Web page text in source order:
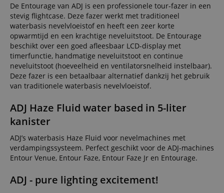
De Entourage van ADJ is een professionele tour-fazer in een
stevig flightcase. Deze fazer werkt met traditioneel
waterbasis nevelvloeistof en heeft een zeer korte
opwarmtijd en een krachtige neveluitstoot. De Entourage
beschikt over een goed afleesbaar LCD-display met
timerfunctie, handmatige neveluitstoot en continue
neveluitstoot (hoeveelheid en ventilatorsnelheid instelbaar).
Deze fazer is een betaalbaar alternatief dankzij het gebruik
van traditionele waterbasis nevelvloeistof.
ADJ Haze Fluid water based in 5-liter
kanister
ADJ’s waterbasis Haze Fluid voor nevelmachines met
verdampingssysteem. Perfect geschikt voor de ADJ-machines
Entour Venue, Entour Faze, Entour Faze Jr en Entourage.
ADJ - pure lighting excitement!